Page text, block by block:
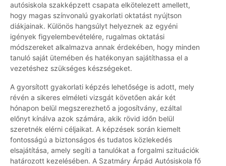
autósiskola szakképzett csapata elkötelezett amellett,
hogy magas színvonalú gyakorlati oktatást nyújtson
diákjainak. Különös hangsúlyt helyeznek az egyéni
igények figyelembevételére, rugalmas oktatási
módszereket alkalmazva annak érdekében, hogy minden
tanuló saját ütemében és hatékonyan sajátíthassa el a
vezetéshez szükséges készségeket.
A gyorsított gyakorlati képzés lehetősége is adott, mely
révén a sikeres elméleti vizsgát követően akár két
hónapon belül megszerezhető a jogosítvány, ezáltal
előnyt kínálva azok számára, akik rövid időn belül
szeretnék elérni céljaikat. A képzések során kiemelt
fontosságú a biztonságos és tudatos közlekedés
elsajátítása, amely segíti a tanulókat a forgalmi szituációk
határozott kezelésében. A Szatmáry Árpád Autósiskola fő